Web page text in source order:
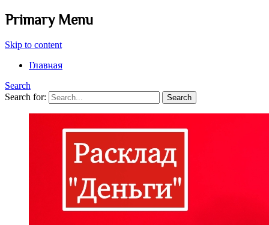
Primary Menu
Skip to content
Главная
Search
Search for: